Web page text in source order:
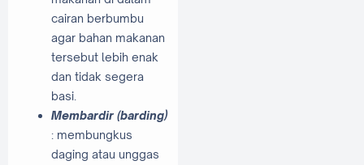
cairan berbumbu
agar bahan makanan
tersebut lebih enak
dan tidak segera
basi.
Membardir (barding)
: membungkus
daging atau unggas